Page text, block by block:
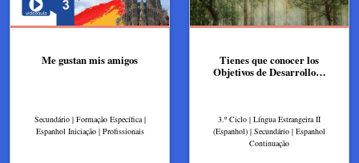
Me gustan mis amigos
Secundário | Formação Específica |
Espanhol Iniciação | Profissionais
Tienes que conocer los
Objetivos de Desarrollo…
3.º Ciclo | Língua Estrangeira II
(Espanhol) | Secundário | Espanhol
Continuação